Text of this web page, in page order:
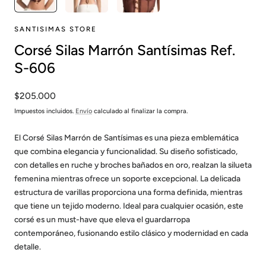
SANTISIMAS STORE
Corsé Silas Marrón Santísimas Ref.
S-606
Precio
habitual
$205.000
Impuestos incluidos. Envío calculado al finalizar la compra.
El Corsé Silas Marrón de Santísimas es una pieza emblemática
que combina elegancia y funcionalidad. Su diseño sofisticado,
con detalles en ruche y broches bañados en oro, realzan la silueta
femenina mientras ofrece un soporte excepcional. La delicada
estructura de varillas proporciona una forma definida, mientras
que tiene un tejido moderno. Ideal para cualquier ocasión, este
corsé es un must-have que eleva el guardarropa
contemporáneo, fusionando estilo clásico y modernidad en cada
detalle.